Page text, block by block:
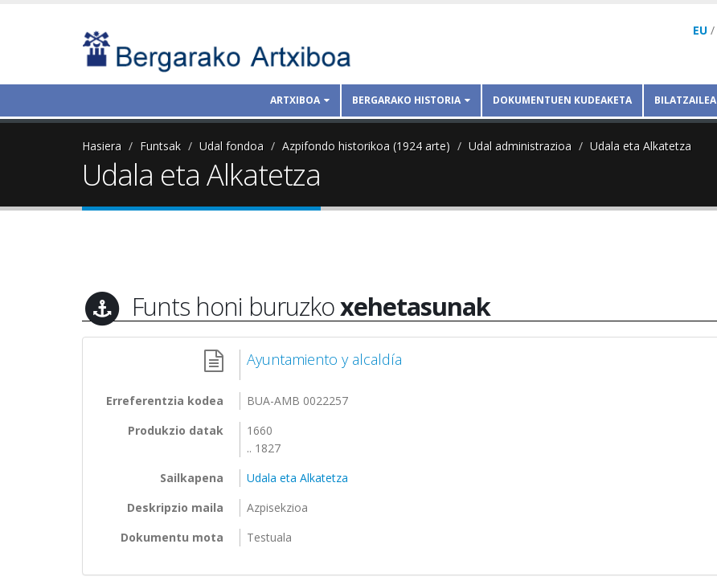
EU /
ARTXIBOA BERGARAKO HISTORIA DOKUMENTUEN KUDEAKETA BILATZAILEA
Hasiera Funtsak Udal fondoa Azpifondo historikoa (1924 arte) Udal administrazioa Udala eta Alkatetza
Udala eta Alkatetza
Funts honi buruzkoxehetasunak
Ayuntamiento y alcaldía
Erreferentzia kodea
BUA-AMB 0022257
Produkzio datak
1660
.. 1827
Sailkapena
Udala eta Alkatetza
Deskripzio maila
Azpisekzioa
Dokumentu mota
Testuala